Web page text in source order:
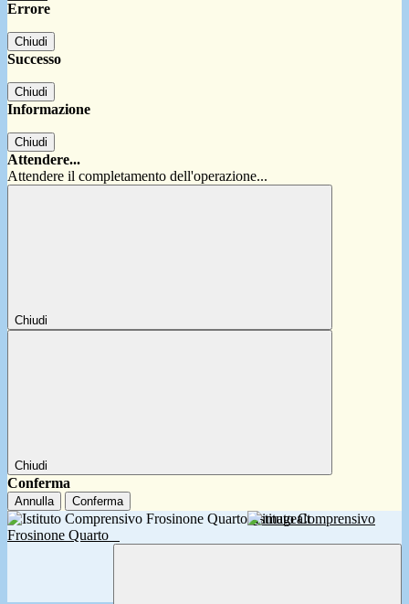
Errore
Chiudi
Successo
Chiudi
Informazione
Chiudi
Attendere...
Attendere il completamento dell'operazione...
Chiudi
Chiudi
Conferma
Annulla Conferma
Istituto Comprensivo
Frosinone Quarto